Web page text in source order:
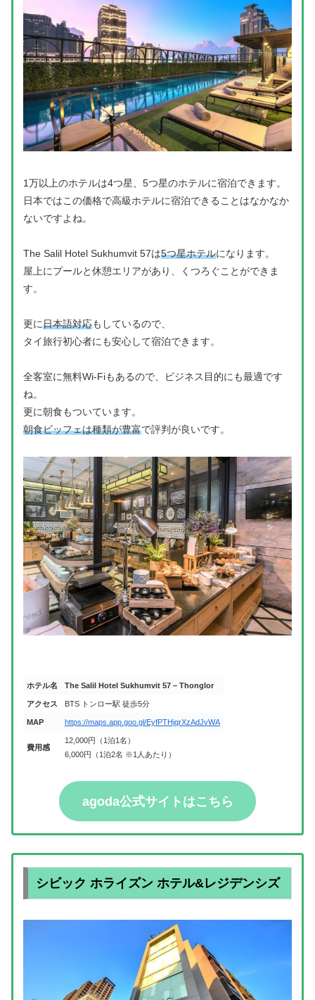
1万以上のホテルは4つ星、5つ星のホテルに宿泊できます。
日本ではこの価格で高級ホテルに宿泊できることはなかなか
ないですよね。
The Salil Hotel Sukhumvit 57は5つ星ホテルになります。
屋上にプールと休憩エリアがあり、くつろぐことができま
す。
更に日本語対応もしているので、
タイ旅行初心者にも安心して宿泊できます。
全客室に無料Wi-Fiもあるので、ビジネス目的にも最適です
ね。
更に朝食もついています。
朝食ビッフェは種類が豊富で評判が良いです。
ホテル名 The Salil Hotel Sukhumvit 57 – Thonglor
アクセス BTS トンロー駅 徒歩5分
MAP https://maps.app.goo.gl/EyfPTHjqrXzAdJvWA
費用感
12,000円（1泊1名）
6,000円（1泊2名 ※1人あたり）
agoda公式サイトはこちら
シビック ホライズン ホテル&レジデンシズ